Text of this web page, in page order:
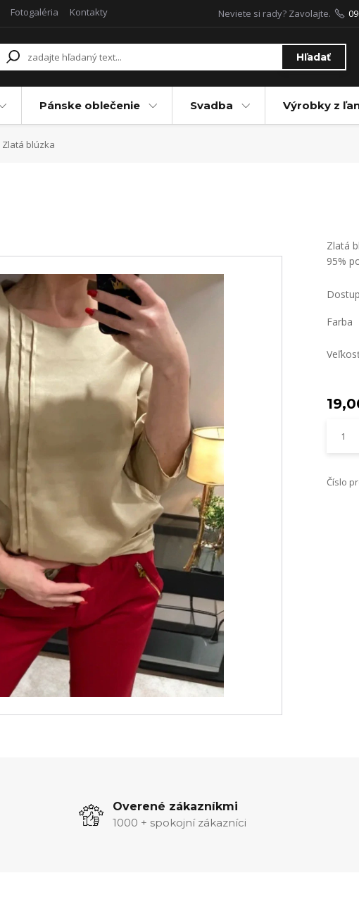
Fotogaléria Kontakty
Hľadať
Neviete si rady? Zavolajte.
Pánske oblečenie Svadba Výrobky z
Zlatá blúzka
Zlatá
95%
Farba
Číslo
Overené zákazníkmi
1000 + spokojní zákazníci